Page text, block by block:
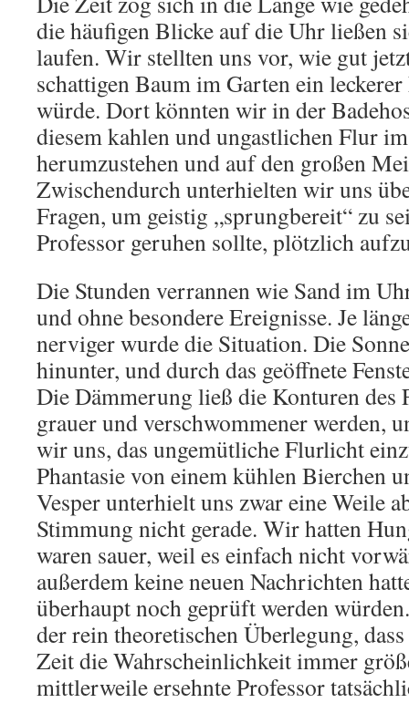
die häufigen Blicke auf die Uhr ließen
laufen. Wir stellten uns vor, wie gut
schattigen Baum im Garten ein
würde. Dort könnten wir in der
diesem kahlen und ungastlichen Flur
herumzustehen und auf den großen
Zwischendurch unterhielten wir uns
Fragen, um geistig „sprungbereit“ zu
Professor geruhen sollte, plötzlich
Die Stunden verrannen wie Sand im
und ohne besondere Ereignisse. Je
nerviger wurde die Situation. Die
hinunter, und durch das geöffnete
Die Dämmerung ließ die Konturen des
grauer und verschwommener werden,
wir uns, das ungemütliche Flurlicht
Phantasie von einem kühlen Bierchen
Vesper unterhielt uns zwar eine Weile
Stimmung nicht gerade. Wir hatten
waren sauer, weil es einfach nicht
außerdem keine neuen Nachrichten
überhaupt noch geprüft werden
der rein theoretischen Überlegung,
Zeit die Wahrscheinlichkeit immer
mittlerweile ersehnte Professor